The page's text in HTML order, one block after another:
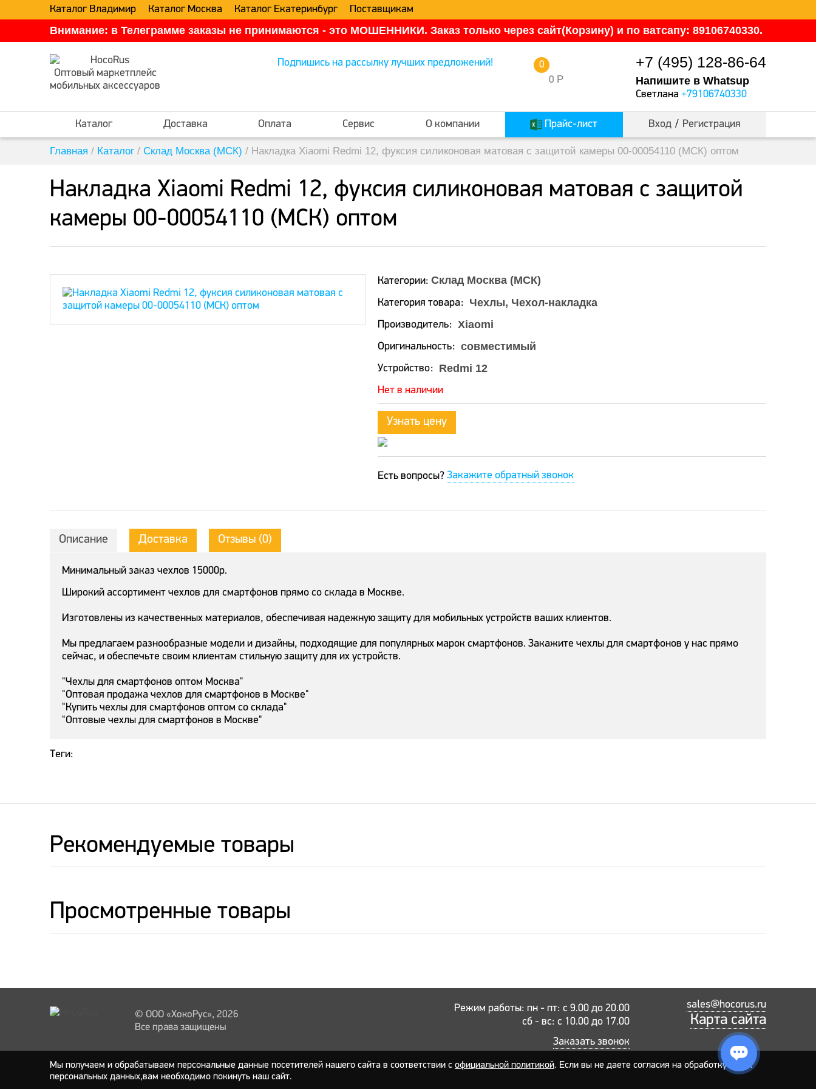
Каталог Владимир Каталог Москва Каталог Екатеринбург Поставщикам
Внимание: в Телеграмме заказы не принимаются - это МОШЕННИКИ. Заказ только через сайт(Корзину) и по ватсапу: 89106740330.
Оптовый маркетплейс
мобильных аксессуаров
Подпишись на рассылку лучших предложений!
0 Р
0 +7 (495) 128-86-64
Напишите в Whatsup
Светлана +79106740330
Каталог Доставка Оплата Сервис О компании Прайс-лист Вход / Регистрация
Главная / Каталог / Склад Москва (МСК) / Накладка Xiaomi Redmi 12, фуксия силиконовая матовая с защитой камеры 00-00054110 (МСК) оптом
Накладка Xiaomi Redmi 12, фуксия силиконовая матовая с защитой
камеры 00-00054110 (МСК) оптом
Категории: Склад Москва (МСК)
Категория товара Чехлы, Чехол-накладка
Производитель Xiaomi
Оригинальность совместимый
Устройство Redmi 12
Нет в наличии
Узнать цену
Есть вопросы? Закажите обратный звонок
Описание Доставка Отзывы (0)
Минимальный заказ чехлов 15000р.
Широкий ассортимент чехлов для смартфонов прямо со склада в Москве.
Изготовлены из качественных материалов, обеспечивая надежную защиту для мобильных устройств ваших клиентов.
Мы предлагаем разнообразные модели и дизайны, подходящие для популярных марок смартфонов. Закажите чехлы для смартфонов у нас прямо
сейчас, и обеспечьте своим клиентам стильную защиту для их устройств.
"Чехлы для смартфонов оптом Москва"
"Оптовая продажа чехлов для смартфонов в Москве"
"Купить чехлы для смартфонов оптом со склада"
"Оптовые чехлы для смартфонов в Москве"
Теги:
Рекомендуемые товары
Просмотренные товары
© ООО «ХокоРус», 2026
Все права защищены
Режим работы: пн - пт: с 9.00 до 20.00
сб - вс: с 10.00 до 17.00
Заказать звонок
sales@hocorus.ru
Карта сайта
Мы получаем и обрабатываем персональные данные посетителей нашего сайта в соответствии с официальной политикой. Если вы не даете согласия на обработку своих
персональных данных,вам необходимо покинуть наш сайт.